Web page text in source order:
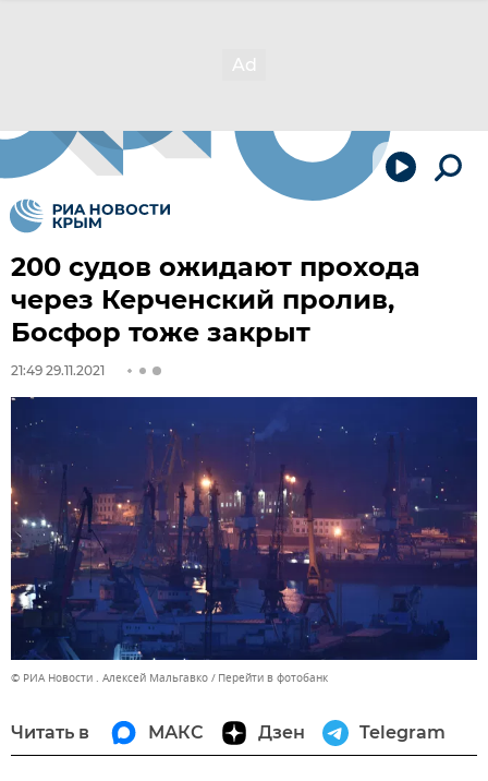
200 судов ожидают прохода
через Керченский пролив,
Босфор тоже закрыт
21:49 29.11.2021
© РИА Новости . Алексей Мальгавко Перейти в фотобанк
Читать в МАКС Дзен Telegram